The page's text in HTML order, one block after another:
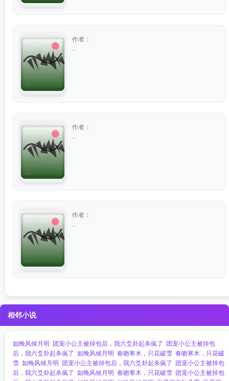
作者：
作者：
作者：
相邻小说
如晚风候月明 团宠小公主被掉包后，我六爻卦起杀疯了 团宠小公主被掉包
后，我六爻卦起杀疯了 如晚风候月明 春吻寒木，只花破雪 春吻寒木，只花破
雪 如晚风候月明 团宠小公主被掉包后，我六爻卦起杀疯了 团宠小公主被掉包
后，我六爻卦起杀疯了 如晚风候月明 春吻寒木，只花破雪 团宠小公主被掉包